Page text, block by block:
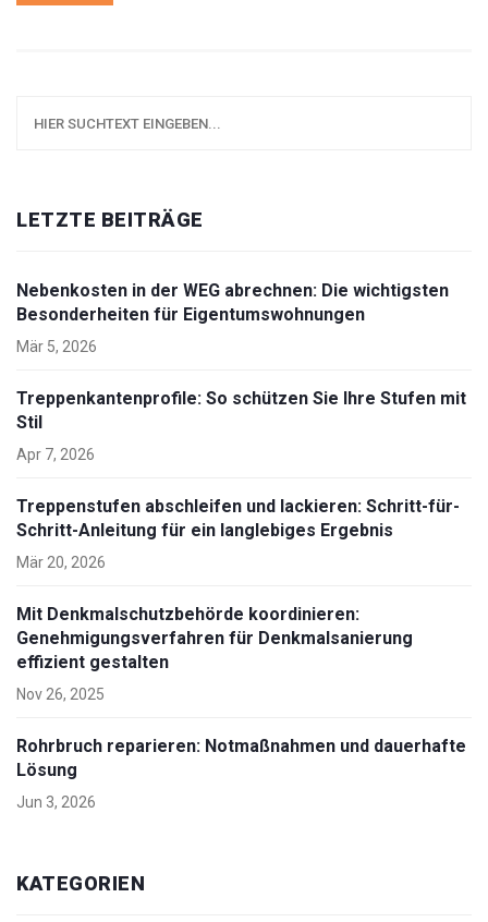
LETZTE BEITRÄGE
Nebenkosten in der WEG abrechnen: Die wichtigsten
Besonderheiten für Eigentumswohnungen
Mär 5, 2026
Treppenkantenprofile: So schützen Sie Ihre Stufen mit
Stil
Apr 7, 2026
Treppenstufen abschleifen und lackieren: Schritt-für-
Schritt-Anleitung für ein langlebiges Ergebnis
Mär 20, 2026
Mit Denkmalschutzbehörde koordinieren:
Genehmigungsverfahren für Denkmalsanierung
effizient gestalten
Nov 26, 2025
Rohrbruch reparieren: Notmaßnahmen und dauerhafte
Lösung
Jun 3, 2026
KATEGORIEN